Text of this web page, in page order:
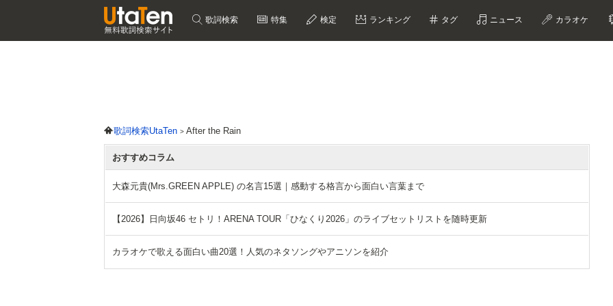
歌詞検索 特集 検定 ランキング タグ ニュース カラオケ
歌詞検索UtaTen After the Rain
おすすめコラム
大森元貴(Mrs.GREEN APPLE) の名言15選｜感動する格言から面白い言葉まで
【2026】日向坂46 セトリ！ARENA TOUR「ひなくり2026」のライブセットリストを随時更新
カラオケで歌える面白い曲20選！人気のネタソングやアニソンを紹介